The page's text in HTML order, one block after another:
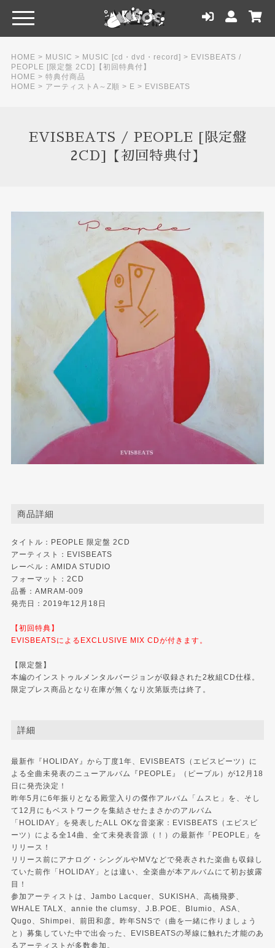
HOME > MUSIC > MUSIC [cd・dvd・record] > EVISBEATS /
PEOPLE [限定盤 2CD]【初回特典付】
HOME > 特典付商品
HOME > アーティストA～Z順 > E > EVISBEATS
EVISBEATS / PEOPLE [限定盤
2CD]【初回特典付】
商品詳細
タイトル：PEOPLE 限定盤 2CD
アーティスト：EVISBEATS
レーベル：AMIDA STUDIO
フォーマット：2CD
品番：AMRAM-009
発売日：2019年12月18日
【初回特典】
EVISBEATSによるEXCLUSIVE MIX CDが付きます。
【限定盤】
本編のインストゥルメンタルバージョンが収録された2枚組CD仕様。
限定プレス商品となり在庫が無くなり次第販売は終了。
詳細
最新作『HOLIDAY』から丁度1年、EVISBEATS（エビスビーツ）に
よる全曲未発表のニューアルバム『PEOPLE』（ピープル）が12月18
日に発売決定！
昨年5月に6年振りとなる殿堂入りの傑作アルバム「ムスヒ」を、そし
て12月にもベストワークを集結させたまさかのアルバム
「HOLIDAY」を発表したALL OKな音楽家：EVISBEATS（エビスビ
ーツ）による全14曲、全て未発表音源（！）の最新作「PEOPLE」を
リリース！
リリース前にアナログ・シングルやMVなどで発表された楽曲も収録し
ていた前作「HOLIDAY」とは違い、全楽曲が本アルバムにて初お披露
目！
参加アーティストは、Jambo Lacquer、SUKISHA、高橋飛夢、
WHALE TALX、annie the clumsy、J.B.POE、Blumio、ASA、
Qugo、Shimpei、前田和彦。昨年SNSで（曲を一緒に作りましょう
と）募集していた中で出会った、EVISBEATSの琴線に触れた才能のあ
るアーティストが多数参加。